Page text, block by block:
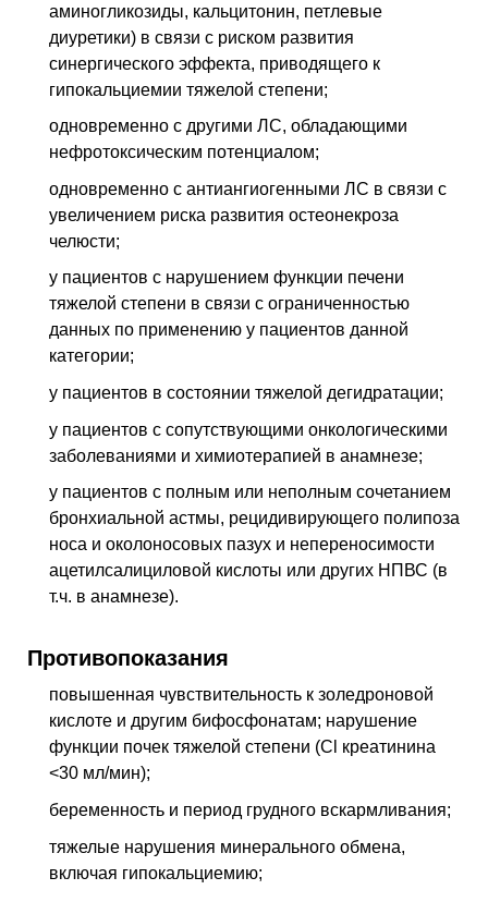
аминогликозиды, кальцитонин, петлевые
диуретики) в связи с риском развития
синергического эффекта, приводящего к
гипокальциемии тяжелой степени;
одновременно с другими ЛС, обладающими
нефротоксическим потенциалом;
одновременно с антиангиогенными ЛС в связи с
увеличением риска развития остеонекроза
челюсти;
у пациентов с нарушением функции печени
тяжелой степени в связи с ограниченностью
данных по применению у пациентов данной
категории;
у пациентов в состоянии тяжелой дегидратации;
у пациентов с сопутствующими онкологическими
заболеваниями и химиотерапией в анамнезе;
у пациентов с полным или неполным сочетанием
бронхиальной астмы, рецидивирующего полипоза
носа и околоносовых пазух и непереносимости
ацетилсалициловой кислоты или других НПВС (в
т.ч. в анамнезе).
Противопоказания
повышенная чувствительность к золедроновой
кислоте и другим бифосфонатам; нарушение
функции почек тяжелой степени (Cl креатинина
<30 мл/мин);
беременность и период грудного вскармливания;
тяжелые нарушения минерального обмена,
включая гипокальциемию;